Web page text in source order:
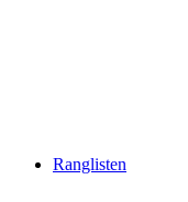
Ranglisten